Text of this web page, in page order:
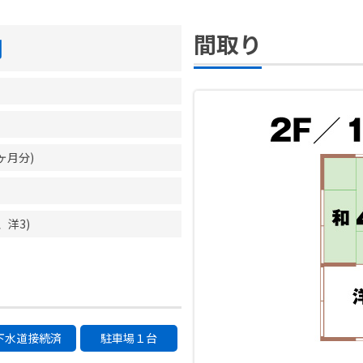
月分)
洋3)
水道接続済 駐車場１台
間取り